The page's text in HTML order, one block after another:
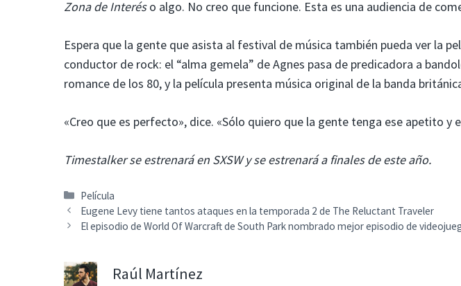
Zona de Interéso algo. No creo que funcione. Esta es una audiencia de
Espera que la gente que asista al festival de música también pueda ver la
conductor de rock: el “alma gemela” de Agnes pasa de predicadora a
romance de los 80, y la película presenta música original de la banda
«Creo que es perfecto», dice. «Sólo quiero que la gente tenga ese apetito y
Timestalker se estrenará en SXSW y se estrenará a finales de este año.
Categorías
Película
Eugene Levy tiene tantos ataques en la temporada 2 de The Reluctant Traveler
El episodio de World Of Warcraft de South Park nombrado mejor episodio de
Raúl Martínez